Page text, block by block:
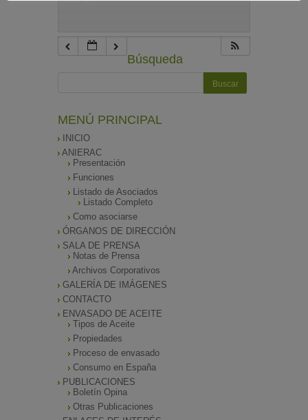
Búsqueda
MENÚ PRINCIPAL
INICIO
ANIERAC
Presentación
Funciones
Listado de Asociados
Listado Completo
Como asociarse
ÓRGANOS DE DIRECCIÓN
SALA DE PRENSA
Notas de Prensa
Archivos Corporativos
GALERÍA DE IMÁGENES
CONTACTO
ENVASADO DE ACEITE
Tipos de Aceite
Propiedades
Proceso de envasado
Consumo en España
PUBLICACIONES
Boletín Opina
Otras Publicaciones